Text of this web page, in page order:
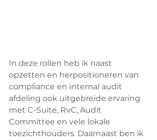
In deze rollen heb ik naast
opzetten en herpositioneren van
compliance en internal audit
afdeling ook uitgebreide ervaring
met C-Suite, RvC, Audit
Committee en vele lokale
toezichthouders. Daarnaast ben ik